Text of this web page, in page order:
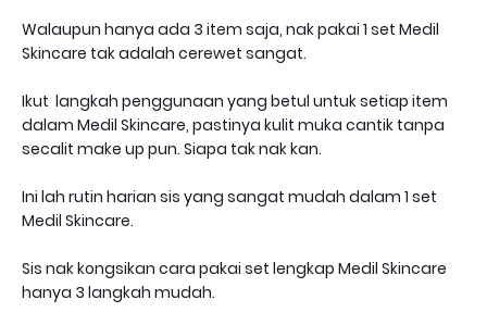
Walaupun hanya ada 3 item saja, nak pakai 1 set Medil
Skincare tak adalah cerewet sangat.
Ikut langkah penggunaan yang betul untuk setiap item
dalam Medil Skincare, pastinya kulit muka cantik tanpa
secalit make up pun. Siapa tak nak kan.
Ini lah rutin harian sis yang sangat mudah dalam 1 set
Medil Skincare.
Sis nak kongsikan cara pakai set lengkap Medil Skincare
hanya 3 langkah mudah.